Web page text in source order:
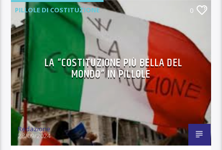
PILLOLE DI COSTITUZIONE 0
LA “COSTITUZIONE PIÙ BELLA DEL
MONDO” IN PILLOLE
Redazione
28/09/2024